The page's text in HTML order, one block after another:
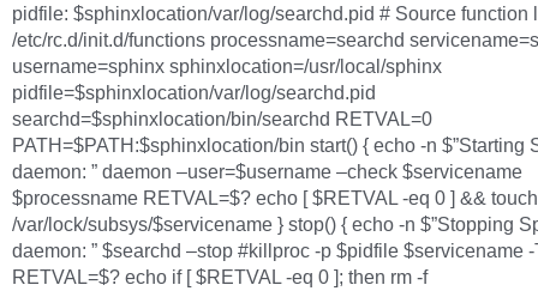
pidfile: $sphinxlocation/var/log/searchd.pid # Source function
/etc/rc.d/init.d/functions processname=searchd
username=sphinx sphinxlocation=/usr/local/sphinx
pidfile=$sphinxlocation/var/log/searchd.pid
searchd=$sphinxlocation/bin/searchd RETVAL=0
PATH=$PATH:$sphinxlocation/bin start() { echo -n $”Starting
daemon: ” daemon –user=$username –check $servicename
$processname RETVAL=$? echo [ $RETVAL -eq 0 ] && touch
/var/lock/subsys/$servicename } stop() { echo -n $”Stopping
daemon: ” $searchd –stop #killproc -p $pidfile $servicename
RETVAL=$? echo if [ $RETVAL -eq 0 ]; then rm -f